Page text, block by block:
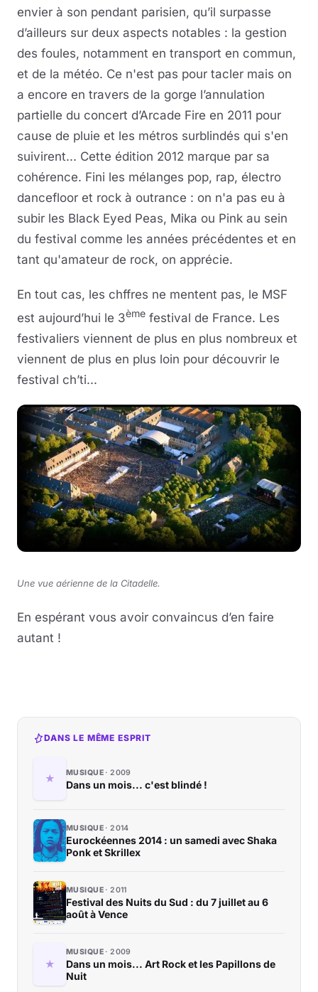
envier à son pendant parisien, qu’il surpasse
d’ailleurs sur deux aspects notables : la gestion
des foules, notamment en transport en commun,
et de la météo. Ce n'est pas pour tacler mais on
a encore en travers de la gorge l’annulation
partielle du concert d’Arcade Fire en 2011 pour
cause de pluie et les métros surblindés qui s'en
suivirent... Cette édition 2012 marque par sa
cohérence. Fini les mélanges pop, rap, électro
dancefloor et rock à outrance : on n'a pas eu à
subir les Black Eyed Peas, Mika ou Pink au sein
du festival comme les années précédentes et en
tant qu'amateur de rock, on apprécie.
En tout cas, les chffres ne mentent pas, le MSF
est aujourd’hui le 3ème festival de France. Les
festivaliers viennent de plus en plus nombreux et
viennent de plus en plus loin pour découvrir le
festival ch’ti...
Une vue aérienne de la Citadelle.
En espérant vous avoir convaincus d’en faire
autant !
DANS LE MÊME ESPRIT
MUSIQUE 2009
Dans un mois... c'est blindé !
MUSIQUE 2014
Eurockéennes 2014 : un samedi avec Shaka
Ponk et Skrillex
MUSIQUE 2011
Festival des Nuits du Sud : du 7 juillet au 6
août à Vence
MUSIQUE 2009
Dans un mois... Art Rock et les Papillons de
Nuit